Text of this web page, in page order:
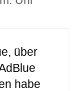
über
habe